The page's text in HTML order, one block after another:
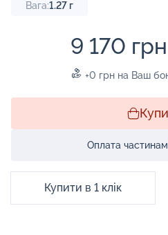
Вага:1.27 г
9 170 грн
+0 грн на Ваш
Оплата
Купити в 1 клік